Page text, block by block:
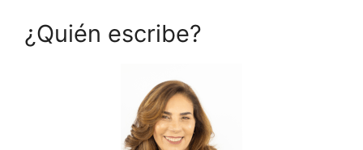
¿Quién escribe?